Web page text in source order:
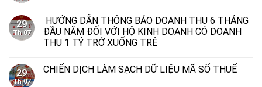
29
Th 07
HƯỚNG DẪN THÔNG BÁO DOANH THU 6 THÁNG
ĐẦU NĂM ĐỐI VỚI HỘ KINH DOANH CÓ DOANH
THU 1 TỶ TRỞ XUỐNG TRÊ
29
Th 07
CHIẾN DỊCH LÀM SẠCH DỮ LIỆU MÃ SỐ THUẾ